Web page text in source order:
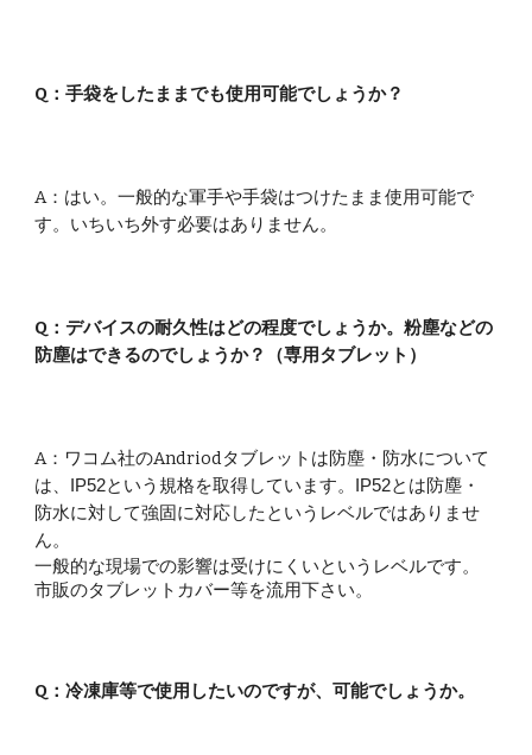
Q：手袋をしたままでも使用可能でしょうか？
A： はい。一般的な軍手や手袋はつけたまま使用可能で
す。いちいち外す必要はありません。
Q：デバイスの耐久性はどの程度でしょうか。粉塵などの
防塵はできるのでしょうか？（専用タブレット）
A：ワコム社のAndriodタブレットは防塵・防水について
は、IP52という規格を取得しています。IP52とは防塵・
防水に対して強固に対応したというレベルではありませ
ん。
一般的な現場での影響は受けにくいというレベルです。
市販のタブレットカバー等を流用下さい。
Q：冷凍庫等で使用したいのですが、可能でしょうか。